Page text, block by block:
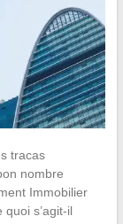
tracas
nombre
Immobilier
s’agit-il